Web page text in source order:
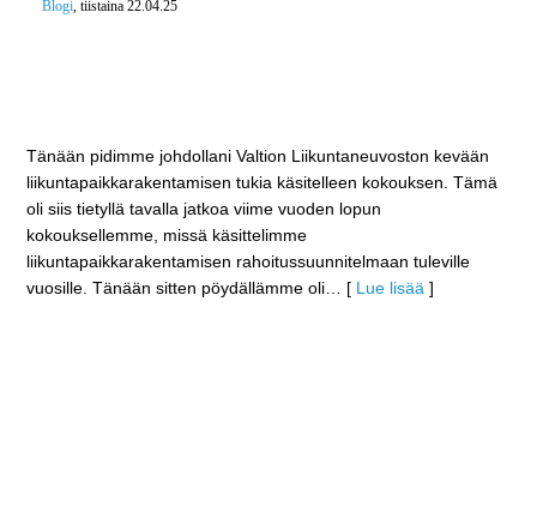
Blogi, tiistaina 22.04.25
Tänään pidimme johdollani Valtion Liikuntaneuvoston kevään
liikuntapaikkarakentamisen tukia käsitelleen kokouksen. Tämä
oli siis tietyllä tavalla jatkoa viime vuoden lopun
kokouksellemme, missä käsittelimme
liikuntapaikkarakentamisen rahoitussuunnitelmaan tuleville
vuosille. Tänään sitten pöydällämme oli … [ Lue lisää ]